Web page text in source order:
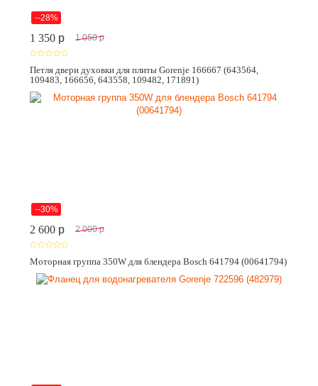
--28%
1 350 p 1 050 p
Петля двери духовки для плиты Gorenje 166667 (643564,
109483, 166656, 643558, 109482, 171891)
--30%
2 600 p 2 000 p
Моторная группа 350W для блендера Bosch 641794 (00641794)